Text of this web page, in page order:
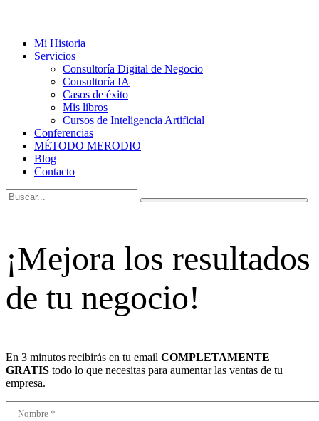
Mi Historia
Servicios
Consultoría Digital de Negocio
Consultoría IA
Casos de éxito
Mis libros
Cursos de Inteligencia Artificial
Conferencias
MÉTODO MERODIO
Blog
Contacto
¡Mejora los resultados
de tu negocio!
En 3 minutos recibirás en tu email COMPLETAMENTE
GRATIS todo lo que necesitas para aumentar las ventas de tu
empresa.